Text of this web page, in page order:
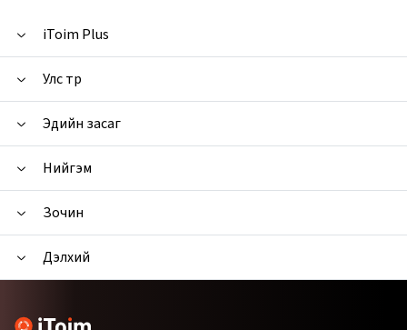
iToim Plus
Улс төр
Эдийн засаг
Нийгэм
Зочин
Дэлхий